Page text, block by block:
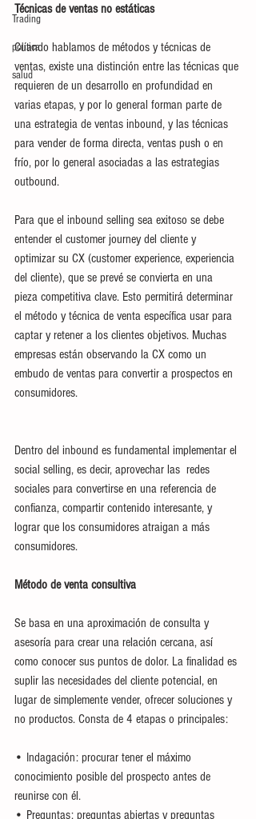
Trading
política
salud
Técnicas de ventas no estáticas
Cuando hablamos de métodos y técnicas de
ventas, existe una distinción entre las técnicas que
requieren de un desarrollo en profundidad en
varias etapas, y por lo general forman parte de
una estrategia de ventas inbound, y las técnicas
para vender de forma directa, ventas push o en
frío, por lo general asociadas a las estrategias
outbound.
Para que el inbound selling sea exitoso se debe
entender el customer journey del cliente y
optimizar su CX (customer experience, experiencia
del cliente), que se prevé se convierta en una
pieza competitiva clave. Esto permitirá determinar
el método y técnica de venta específica usar para
captar y retener a los clientes objetivos. Muchas
empresas están observando la CX como un
embudo de ventas para convertir a prospectos en
consumidores.
Dentro del inbound es fundamental implementar el
social selling, es decir, aprovechar las  redes
sociales para convertirse en una referencia de
confianza, compartir contenido interesante, y
lograr que los consumidores atraigan a más
consumidores.
Método de venta consultiva
Se basa en una aproximación de consulta y
asesoría para crear una relación cercana, así
como conocer sus puntos de dolor. La finalidad es
suplir las necesidades del cliente potencial, en
lugar de simplemente vender, ofrecer soluciones y
no productos. Consta de 4 etapas o principales:
• Indagación: procurar tener el máximo
conocimiento posible del prospecto antes de
reunirse con él.
• Preguntas: preguntas abiertas y preguntas